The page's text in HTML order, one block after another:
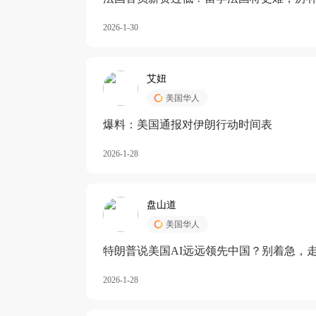
2026-1-30
艾妞
美国华人
爆料：美国通报对伊朗行动时间表
2026-1-28
盘山道
美国华人
特朗普说美国AI远远领先中国？别着急，
2026-1-28